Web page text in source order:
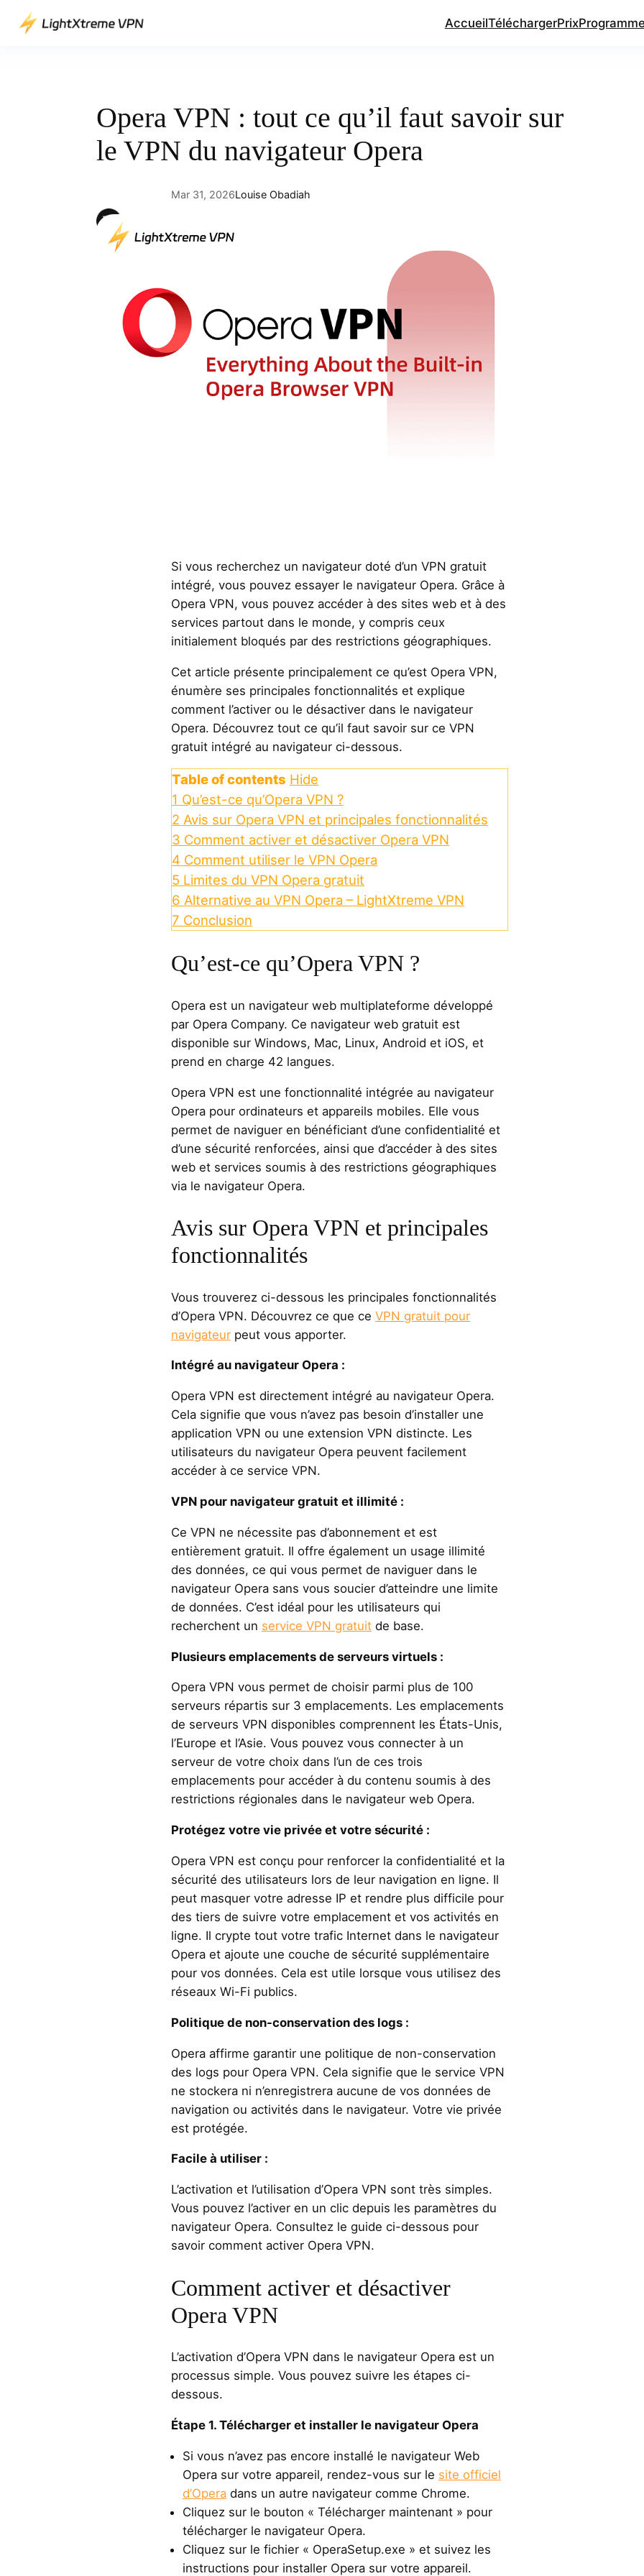
AccueilTéléchargerPrix
Opera VPN : tout ce qu’il faut savoir sur
le VPN du navigateur Opera
Mar 31, 2026Louise Obadiah
Si vous recherchez un navigateur doté d’un VPN gratuit
intégré, vous pouvez essayer le navigateur Opera. Grâce à
Opera VPN, vous pouvez accéder à des sites web et à des
services partout dans le monde, y compris ceux
initialement bloqués par des restrictions géographiques.
Cet article présente principalement ce qu’est Opera VPN,
énumère ses principales fonctionnalités et explique
comment l’activer ou le désactiver dans le navigateur
Opera. Découvrez tout ce qu’il faut savoir sur ce VPN
gratuit intégré au navigateur ci-dessous.
Table of contents Hide
1 Qu’est-ce qu’Opera VPN ?
2 Avis sur Opera VPN et principales fonctionnalités
3 Comment activer et désactiver Opera VPN
4 Comment utiliser le VPN Opera
5 Limites du VPN Opera gratuit
6 Alternative au VPN Opera – LightXtreme VPN
7 Conclusion
Qu’est-ce qu’Opera VPN ?
Opera est un navigateur web multiplateforme développé
par Opera Company. Ce navigateur web gratuit est
disponible sur Windows, Mac, Linux, Android et iOS, et
prend en charge 42 langues.
Opera VPN est une fonctionnalité intégrée au navigateur
Opera pour ordinateurs et appareils mobiles. Elle vous
permet de naviguer en bénéficiant d’une confidentialité et
d’une sécurité renforcées, ainsi que d’accéder à des sites
web et services soumis à des restrictions géographiques
via le navigateur Opera.
Avis sur Opera VPN et principales
fonctionnalités
Vous trouverez ci-dessous les principales fonctionnalités
d’Opera VPN. Découvrez ce que ce VPN gratuit pour
navigateur peut vous apporter.
Intégré au navigateur Opera :
Opera VPN est directement intégré au navigateur Opera.
Cela signifie que vous n’avez pas besoin d’installer une
application VPN ou une extension VPN distincte. Les
utilisateurs du navigateur Opera peuvent facilement
accéder à ce service VPN.
VPN pour navigateur gratuit et illimité :
Ce VPN ne nécessite pas d’abonnement et est
entièrement gratuit. Il offre également un usage illimité
des données, ce qui vous permet de naviguer dans le
navigateur Opera sans vous soucier d’atteindre une limite
de données. C’est idéal pour les utilisateurs qui
recherchent un service VPN gratuit de base.
Plusieurs emplacements de serveurs virtuels :
Opera VPN vous permet de choisir parmi plus de 100
serveurs répartis sur 3 emplacements. Les emplacements
de serveurs VPN disponibles comprennent les États-Unis,
l’Europe et l’Asie. Vous pouvez vous connecter à un
serveur de votre choix dans l’un de ces trois
emplacements pour accéder à du contenu soumis à des
restrictions régionales dans le navigateur web Opera.
Protégez votre vie privée et votre sécurité :
Opera VPN est conçu pour renforcer la confidentialité et la
sécurité des utilisateurs lors de leur navigation en ligne. Il
peut masquer votre adresse IP et rendre plus difficile pour
des tiers de suivre votre emplacement et vos activités en
ligne. Il crypte tout votre trafic Internet dans le navigateur
Opera et ajoute une couche de sécurité supplémentaire
pour vos données. Cela est utile lorsque vous utilisez des
réseaux Wi-Fi publics.
Politique de non-conservation des logs :
Opera affirme garantir une politique de non-conservation
des logs pour Opera VPN. Cela signifie que le service VPN
ne stockera ni n’enregistrera aucune de vos données de
navigation ou activités dans le navigateur. Votre vie privée
est protégée.
Facile à utiliser :
L’activation et l’utilisation d’Opera VPN sont très simples.
Vous pouvez l’activer en un clic depuis les paramètres du
navigateur Opera. Consultez le guide ci-dessous pour
savoir comment activer Opera VPN.
Comment activer et désactiver
Opera VPN
L’activation d’Opera VPN dans le navigateur Opera est un
processus simple. Vous pouvez suivre les étapes ci-
dessous.
Étape 1. Télécharger et installer le navigateur Opera
Si vous n’avez pas encore installé le navigateur Web
Opera sur votre appareil, rendez-vous sur le site officiel
d’Opera dans un autre navigateur comme Chrome.
Cliquez sur le bouton « Télécharger maintenant » pour
télécharger le navigateur Opera.
Cliquez sur le fichier « OperaSetup.exe » et suivez les
instructions pour installer Opera sur votre appareil.